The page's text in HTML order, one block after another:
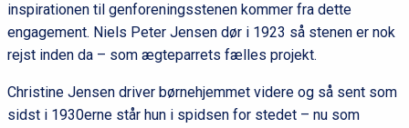
inspirationen til genforeningsstenen kommer fra dette
engagement. Niels Peter Jensen dør i 1923 så stenen er nok
rejst inden da – som ægteparrets fælles projekt.
Christine Jensen driver børnehjemmet videre og så sent som
sidst i 1930erne står hun i spidsen for stedet – nu som